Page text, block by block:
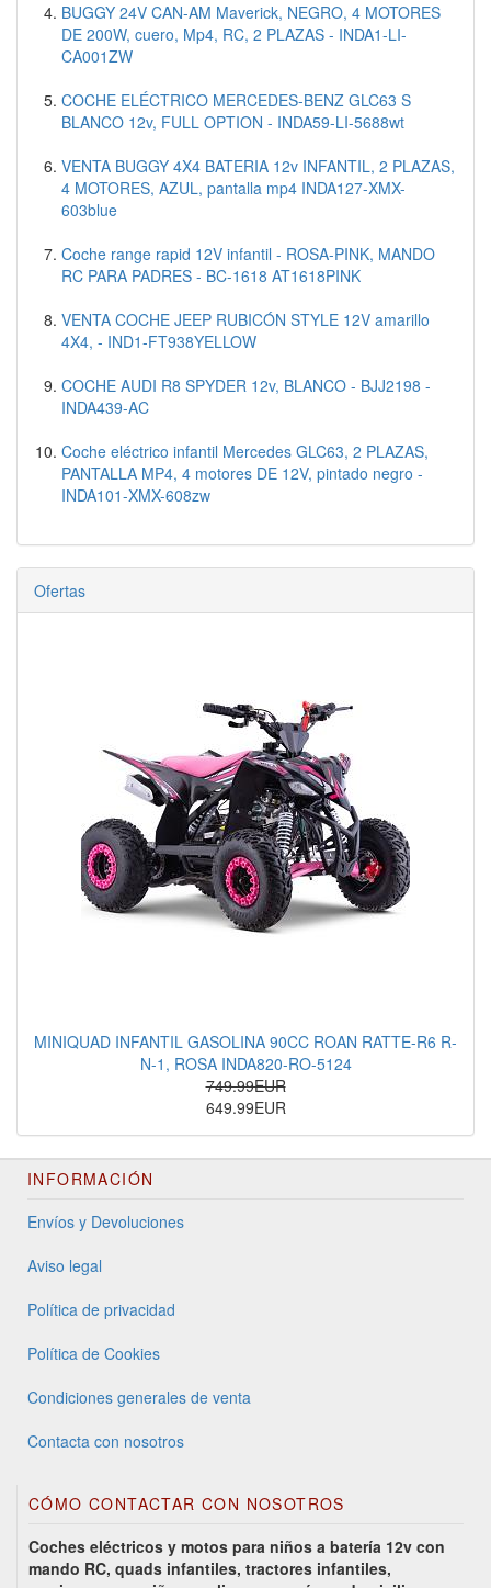
BUGGY 24V CAN-AM Maverick, NEGRO, 4 MOTORES
DE 200W, cuero, Mp4, RC, 2 PLAZAS - INDA1-LI-
CA001ZW
COCHE ELÉCTRICO MERCEDES-BENZ GLC63 S
BLANCO 12v, FULL OPTION - INDA59-LI-5688wt
VENTA BUGGY 4X4 BATERIA 12v INFANTIL, 2 PLAZAS,
4 MOTORES, AZUL, pantalla mp4 INDA127-XMX-
603blue
Coche range rapid 12V infantil - ROSA-PINK, MANDO
RC PARA PADRES - BC-1618 AT1618PINK
VENTA COCHE JEEP RUBICÓN STYLE 12V amarillo
4X4, - IND1-FT938YELLOW
COCHE AUDI R8 SPYDER 12v, BLANCO - BJJ2198 -
INDA439-AC
Coche eléctrico infantil Mercedes GLC63, 2 PLAZAS,
PANTALLA MP4, 4 motores DE 12V, pintado negro -
INDA101-XMX-608zw
Ofertas
MINIQUAD INFANTIL GASOLINA 90CC ROAN RATTE-R6 R-
N-1, ROSA INDA820-RO-5124
749.99EUR
649.99EUR
INFORMACIÓN
Envíos y Devoluciones
Aviso legal
Política de privacidad
Política de Cookies
Condiciones generales de venta
Contacta con nosotros
CÓMO CONTACTAR CON NOSOTROS
Coches eléctricos y motos para niños a batería 12v con
mando RC, quads infantiles, tractores infantiles,